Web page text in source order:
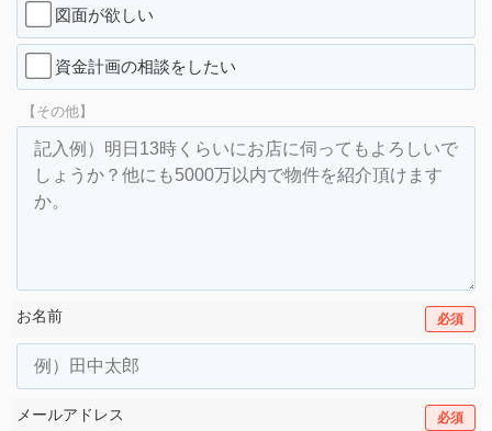
図面が欲しい
資金計画の相談をしたい
【その他】
お名前 必須
メールアドレス 必須